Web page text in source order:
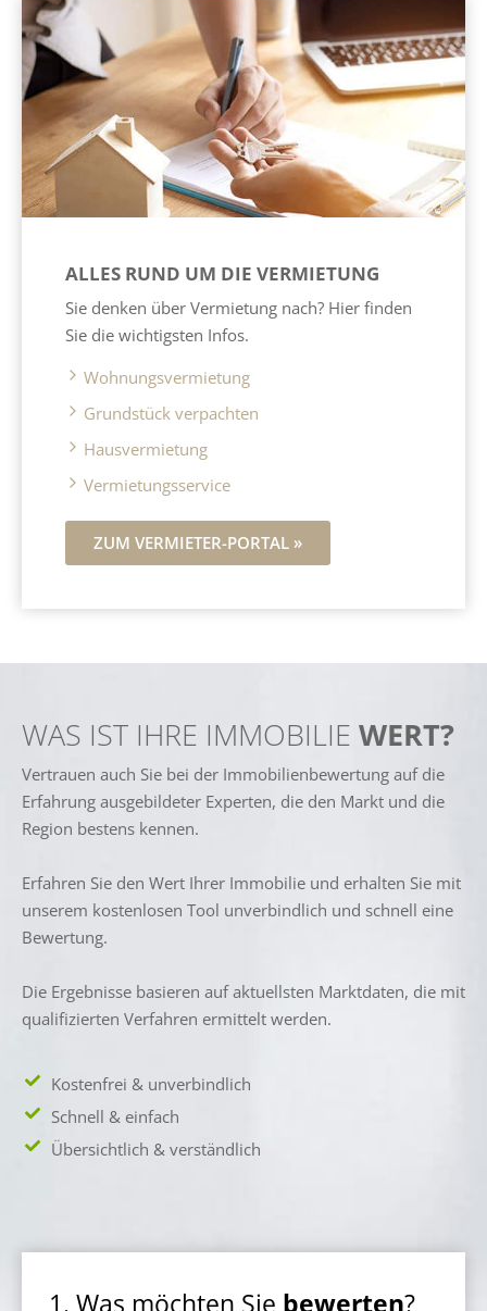
ALLES RUND UM DIE VERMIETUNG
Sie denken über Vermietung nach? Hier finden
Sie die wichtigsten Infos.
Wohnungsvermietung
Grundstück verpachten
Hausvermietung
Vermietungsservice
ZUM VERMIETER-PORTAL »
WAS IST IHRE IMMOBILIE WERT?
Vertrauen auch Sie bei der Immobilienbewertung auf die
Erfahrung ausgebildeter Experten, die den Markt und die
Region bestens kennen.
Erfahren Sie den Wert Ihrer Immobilie und erhalten Sie mit
unserem kostenlosen Tool unverbindlich und schnell eine
Bewertung.
Die Ergebnisse basieren auf aktuellsten Marktdaten, die mit
qualifizierten Verfahren ermittelt werden.
Kostenfrei & unverbindlich
Schnell & einfach
Übersichtlich & verständlich